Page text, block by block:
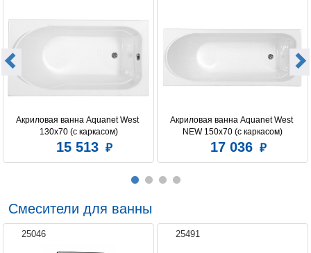
Акриловая ванна Aquanet West
130x70 (с каркасом)
15 513
Акриловая ванна Aquanet West
NEW 150x70 (с каркасом)
17 036
Смесители для ванны
25046 25491